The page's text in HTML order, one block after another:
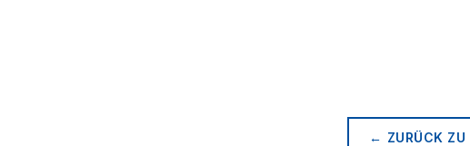
← ZURÜCK ZU